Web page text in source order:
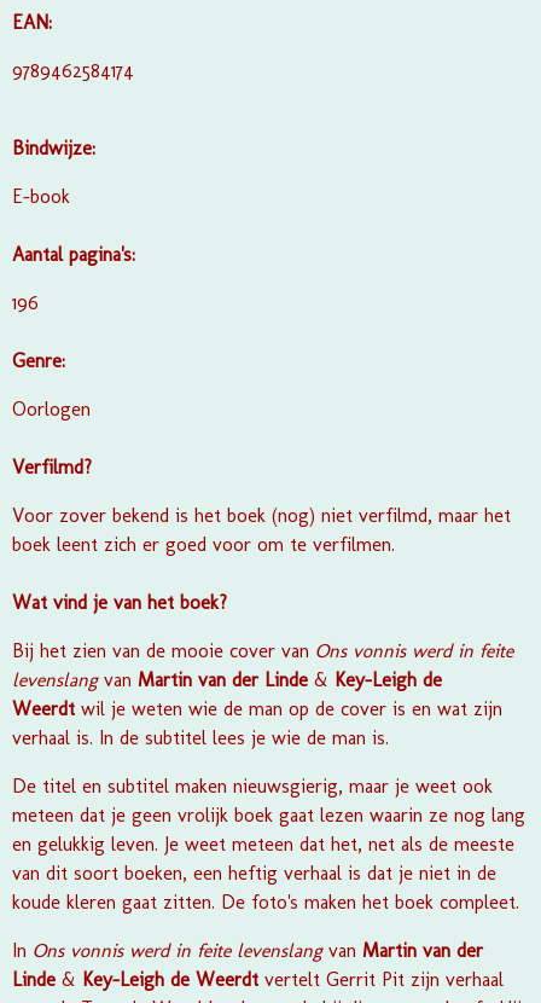
EAN:
9789462584174
Bindwijze:
E-book
Aantal pagina's:
196
Genre:
Oorlogen
Verfilmd?
Voor zover bekend is het boek (nog) niet verfilmd, maar het
boek leent zich er goed voor om te verfilmen.
Wat vind je van het boek?
Bij het zien van de mooie cover van Ons vonnis werd in feite
levenslangvan Martin van der Linde & Key-Leigh de
Weerdt wil je weten wie de man op de cover is en wat zijn
verhaal is. In de subtitel lees je wie de man is.
De titel en subtitel maken nieuwsgierig, maar je weet ook
meteen dat je geen vrolijk boek gaat lezen waarin ze nog lang
en gelukkig leven. Je weet meteen dat het, net als de meeste
van dit soort boeken, een heftig verhaal is dat je niet in de
koude kleren gaat zitten. De foto's maken het boek compleet.
In Ons vonnis werd in feite levenslang van Martin van der
Linde & Key-Leigh de Weerdt vertelt Gerrit Pit zijn verhaal